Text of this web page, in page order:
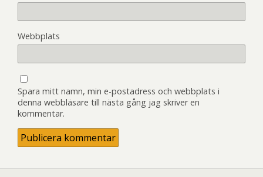
Webbplats
Spara mitt namn, min e-postadress och webbplats i
denna webbläsare till nästa gång jag skriver en
kommentar.